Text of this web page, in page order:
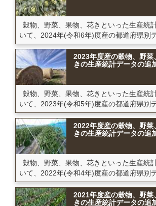
穀物、野菜、果物、花きといった生産統
いて、2024年(令和6年)度産の都道府県別デ
2023年度産の穀物、野菜
きの生産統計データの追
穀物、野菜、果物、花きといった生産統
いて、2023年(令和5年)度産の都道府県別
2022年度産の穀物、野菜
きの生産統計データの追
穀物、野菜、果物、花きといった生産統
いて、2022年(令和4年)度産の都道府県別
2021年度産の穀物、野菜
きの生産統計データの追